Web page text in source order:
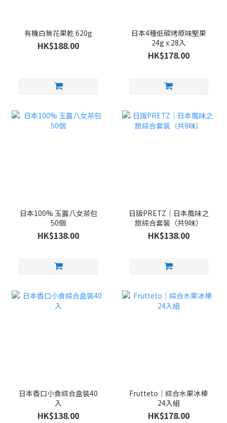
有機白無花果乾 620g
HK$188.00
日本4種低碳烤原味堅果
24g x 28入
HK$178.00
日本100% 玉露八女茶包
50個
HK$138.00
日版PRETZ｜日本風味之
旅綜合套裝（共9味）
HK$138.00
日本香口小食綜合盒裝40
入
HK$138.00
Frutteto｜綜合水果冰棒
24入組
HK$178.00